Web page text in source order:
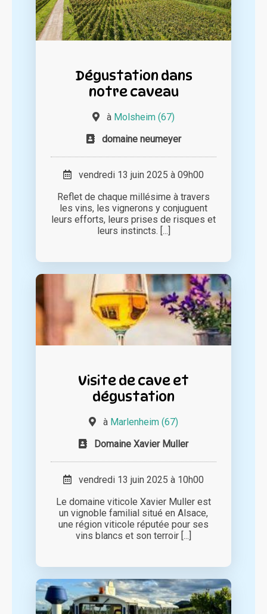
Dégustation dans
notre caveau
à Molsheim (67)
domaine neumeyer
vendredi 13 juin 2025 à 09h00
Reflet de chaque millésime à travers
les vins, les vignerons y conjuguent
leurs efforts, leurs prises de risques et
leurs instincts. [...]
Visite de cave et
dégustation
à Marlenheim (67)
Domaine Xavier Muller
vendredi 13 juin 2025 à 10h00
Le domaine viticole Xavier Muller est
un vignoble familial situé en Alsace,
une région viticole réputée pour ses
vins blancs et son terroir [...]